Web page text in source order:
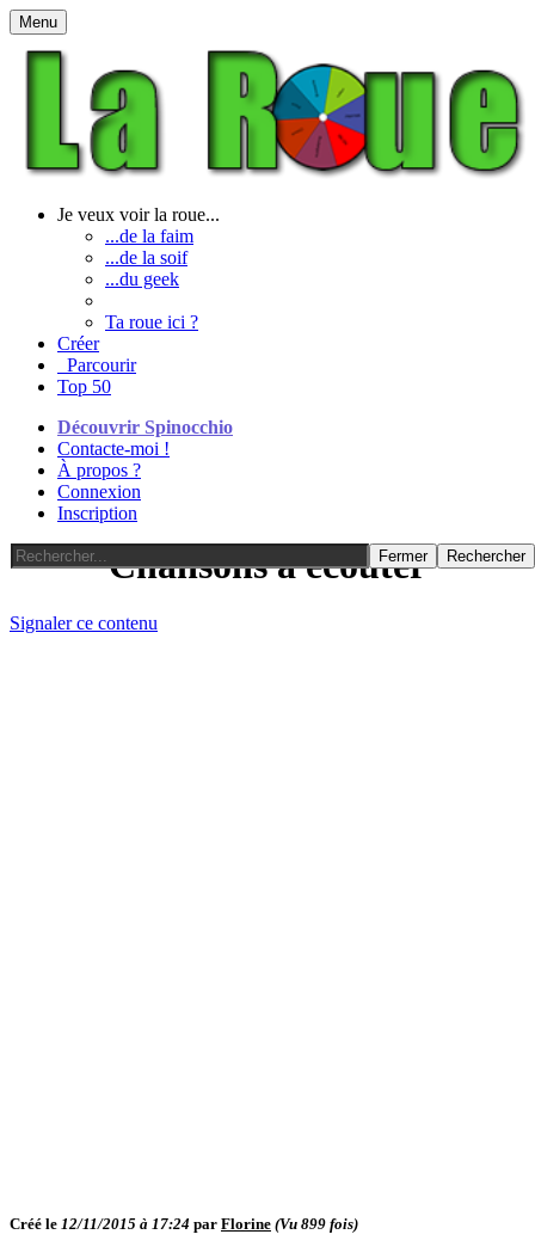
Menu
Je veux voir la roue...
...de la faim
...de la soif
...du geek
Ta roue ici ?
Créer
Parcourir
Top 50
Découvrir Spinocchio
Contacte-moi !
À propos ?
Connexion
Inscription
Fermer Rechercher
Chansons a écouter
Signaler ce contenu
Créé le 12/11/2015 à 17:24 par Florine (Vu 899 fois)